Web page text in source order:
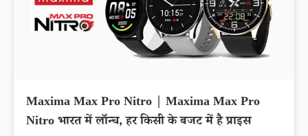
Maxima Max Pro Nitro | Maxima Max Pro
Nitro भारत में लॉन्च, हर किसी के बजट में है प्राइस